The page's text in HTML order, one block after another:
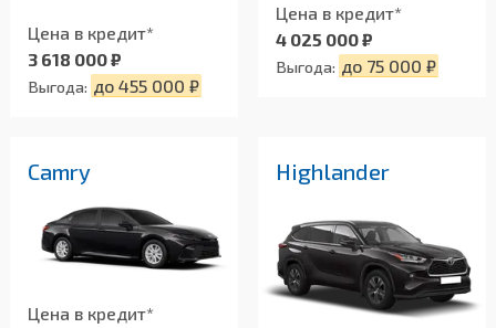
Цена в кредит*
3 618 000 ₽
Выгода: до 455 000 ₽
Цена в кредит*
4 025 000 ₽
Выгода: до 75 000 ₽
Camry
Цена в кредит*
Highlander